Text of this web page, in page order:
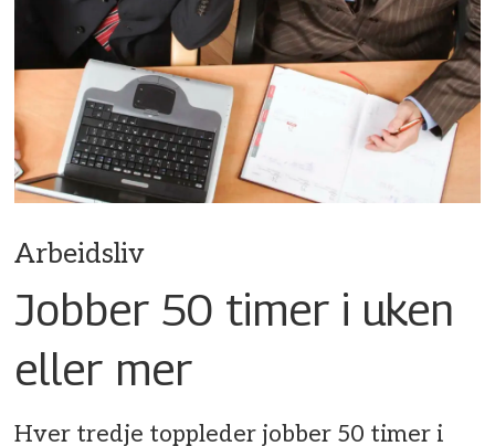
Arbeidsliv
Jobber 50 timer i uken
eller mer
Hver tredje toppleder jobber 50 timer i